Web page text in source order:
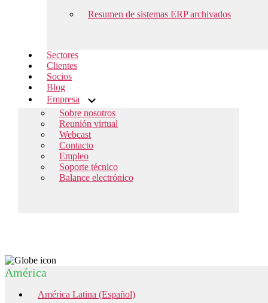
Resumen de sistemas ERP archivados
Sectores
Clientes
Socios
Blog
Empresa
Sobre nosotros
Reunión virtual
Webcast
Contacto
Empleo
Soporte técnico
Balance electrónico
América
América Latina (Español)